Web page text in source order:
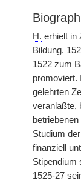
H. erhielt in
Bildung.
1522 zum
promoviert.
gelehrten
veranlaßte,
Studium
finanziell
Stipendium
1525-27